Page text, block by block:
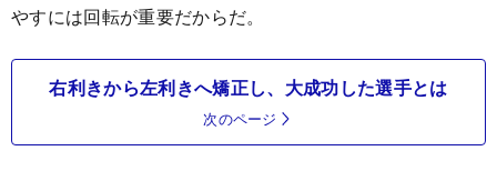
やすには回転が重要だからだ。
右利きから左利きへ矯正し、大成功した選手とは
次のページ